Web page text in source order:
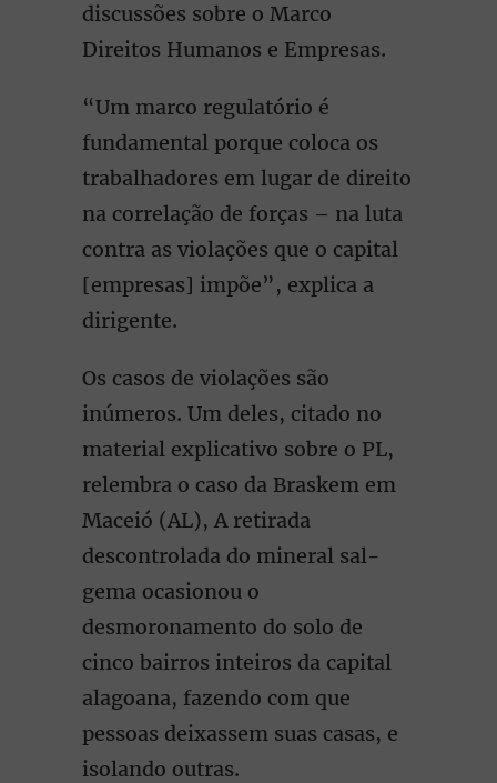
discussões sobre o Marco
Direitos Humanos e Empresas.
“Um marco regulatório é
fundamental porque coloca os
trabalhadores em lugar de direito
na correlação de forças – na luta
contra as violações que o capital
[empresas] impõe”, explica a
dirigente.
Os casos de violações são
inúmeros. Um deles, citado no
material explicativo sobre o PL,
relembra o caso da Braskem em
Maceió (AL), A retirada
descontrolada do mineral sal-
gema ocasionou o
desmoronamento do solo de
cinco bairros inteiros da capital
alagoana, fazendo com que
pessoas deixassem suas casas, e
isolando outras.